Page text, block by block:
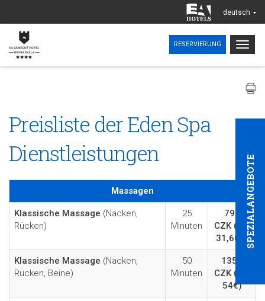
deutsch
RESERVIERUNG
SPEZIALANGEBOTE
Preisliste der Eden Spa
Dienstleistungen
Massagen
Klassische Massage (Nacken,
Rücken)
25
Minuten
790
CZK (ca.
31,60€)
Klassische Massage (Nacken,
Rücken, Beine)
50
Minuten
1350
CZK (ca.
54€)